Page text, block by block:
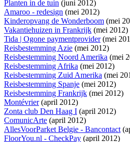
Planten in de tuin (juni 2012)
Amaroo - redesign (mei 2012)
Kinderopvang de Wonderboom (mei
Vakantiehuizen in Frankrijk (mei 2012)
Tida | Ogone paymentprovider(mei
Reisbestemming Azie (mei 2012)
Reisbestemming Noord Amerika (mei
Reisbestemming Afrika (mei 2012)
Reisbestemming Zuid Amerika (mei
Reisbestemming Spanje (mei 2012)
Reisbestemming Frankrijk (mei 2012)
Montévrier(april 2012)
Zonta club Den Haag I (april 2012)
ComunicArte (april 2012)
AllesVoorParket Belgie - Bancontact
FloorYou.nl - CheckPay (april 2012)